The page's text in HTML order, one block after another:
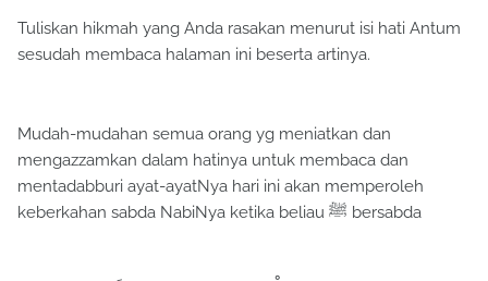
Tuliskan hikmah yang Anda rasakan menurut isi hati Antum
sesudah membaca halaman ini beserta artinya.
Mudah-mudahan semua orang yg meniatkan dan
mengazzamkan dalam hatinya untuk membaca dan
mentadabburi ayat-ayatNya hari ini akan memperoleh
keberkahan sabda NabiNya ketika beliau ﷺ bersabda